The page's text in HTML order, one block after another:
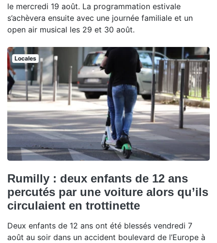
le mercredi 19 août. La programmation estivale
s’achèvera ensuite avec une journée familiale et un
open air musical les 29 et 30 août.
Locales
Rumilly : deux enfants de 12 ans
percutés par une voiture alors qu’ils
circulaient en trottinette
Deux enfants de 12 ans ont été blessés vendredi 7
août au soir dans un accident boulevard de l’Europe à